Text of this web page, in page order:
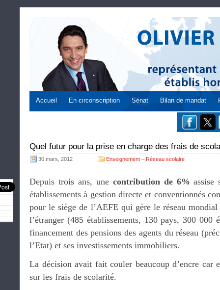
Accueil En circonscription Sénat Bilan de mandat
Quel futur pour la prise en charge des frais de
30 mars, 2012 Enseignement – Réseau scolaire
Depuis trois ans, une contribution de 6% assise
établissements à gestion directe et conventionnés
pour le siège de l’AEFE qui gère le réseau mondial
l’étranger (485 établissements, 130 pays, 300
financement des pensions des agents du réseau
l’Etat) et ses investissements immobiliers.
La décision avait fait couler beaucoup d’encre car
sur les frais de scolarité.